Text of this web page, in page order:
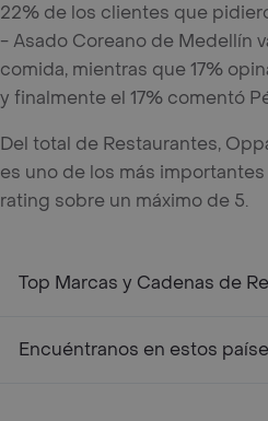
22% de los clientes que
- Asado Coreano de Medellín
comida, mientras que 17%
y finalmente el 17% comentó
Del total de Restaurantes,
es uno de los más
rating sobre un máximo de 5.
Top Marcas y Cadenas de
Encuéntranos en estos